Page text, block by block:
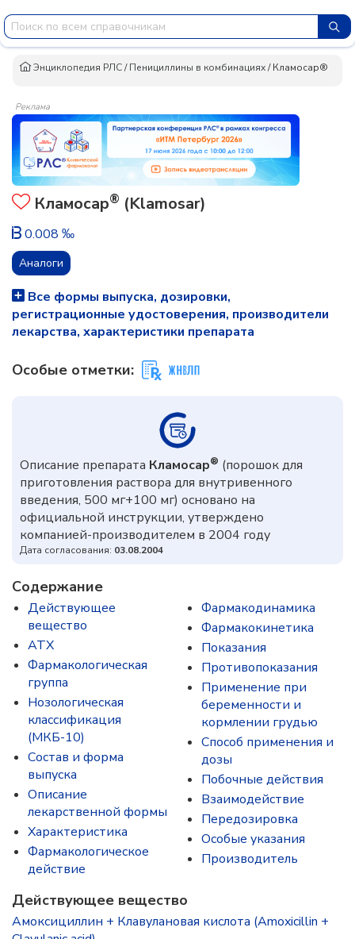
Энциклопедия РЛС/Пенициллины в комбинациях/Кламосар®
Реклама
Кламосар® (Klamosar)
0.008 ‰
Аналоги
Все формы выпуска, дозировки,
регистрационные удостоверения, производители
лекарства, характеристики препарата
Особые отметки:
Описание препарата Кламосар® (порошок для
приготовления раствора для внутривенного
введения, 500 мг+100 мг) основано на
официальной инструкции, утверждено
компанией-производителем в 2004 году
Дата согласования: 03.08.2004
Содержание
Действующее
вещество
ATX
Фармакологическая
группа
Нозологическая
классификация
(МКБ-10)
Состав и форма
выпускa
Описание
лекарственной формы
Характеристика
Фармакологическое
действие
Фармакодинамика
Фармакокинетика
Показания
Противопоказания
Применение при
беременности и
кормлении грудью
Способ применения и
дозы
Побочные действия
Взаимодействие
Передозировка
Особые указания
Производитель
Действующее вещество
Амоксициллин + Клавулановая кислота (Amoxicillin +